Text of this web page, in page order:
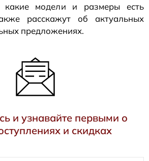
какие модели и размеры есть
расскажут об актуальных
предложениях.
и узнавайте первыми о
и скидках